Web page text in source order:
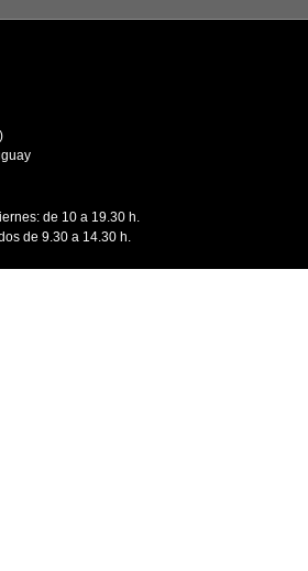
de 10 a 19.30 h.
de 9.30 a 14.30 h.